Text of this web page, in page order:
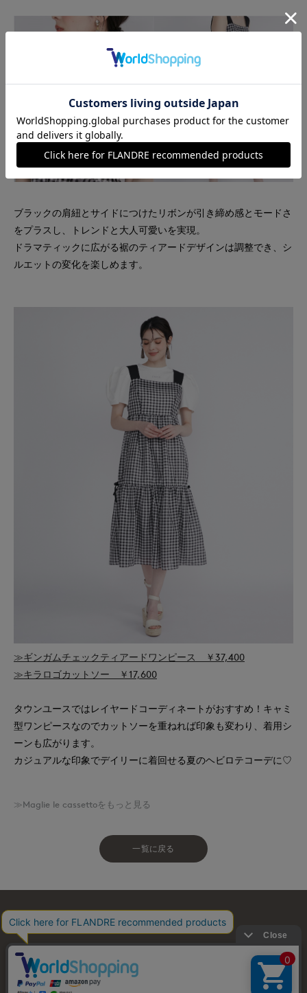
ブラックの肩紐とサイドにつけたリボンが引き締め感とモードさ
をプラスし、トレンドと大人可愛いを実現。
ドラマティックに広がる裾のティアードデザインは調整でき、シ
ルエットの変化を楽しめます。
≫ギンガムチェックティアードワンピース ￥37,400
≫キラロゴカットソー ￥17,600
タウンユースではレイヤードコーディネートがおすすめ！キャミ
型ワンピースなのでカットソーを重ねれば印象も変わり、着用シ
ーンも広がります。
カジュアルな印象でデイリーに着回せる夏のヘビロテコーデに♡
≫Maglie le cassettoをもっと見る
一覧に戻る
お問い合わせ 利用規約 プライバシーポリシー
特定商取引・古物営業法に基づく表示